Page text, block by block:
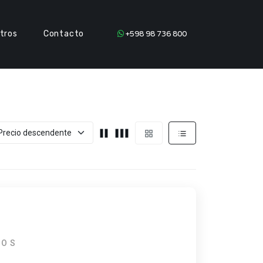
Contacto +598 98 736 800